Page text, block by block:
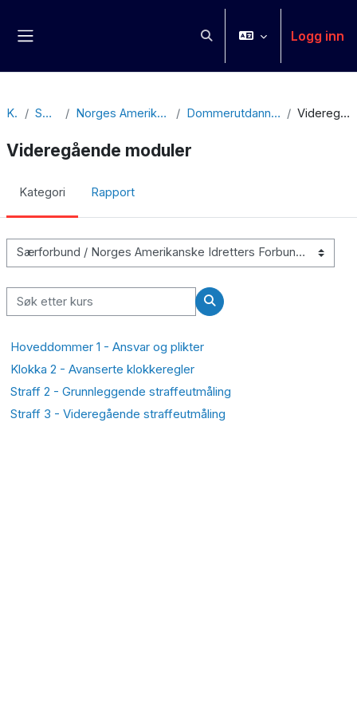
Veksle inndata for søkLogg inn
Kurs Særforbund Norges Amerikanske Idretters Forbund Dommerutdanning - Amerikansk Fotball Videregående moduler
Videregående moduler
Kategori Rapport
Kurskategorier
Søk etter kurs
Søk etter kurs
Hoveddommer 1 - Ansvar og plikter
Klokka 2 - Avanserte klokkeregler
Straff 2 - Grunnleggende straffeutmåling
Straff 3 - Videregående straffeutmåling